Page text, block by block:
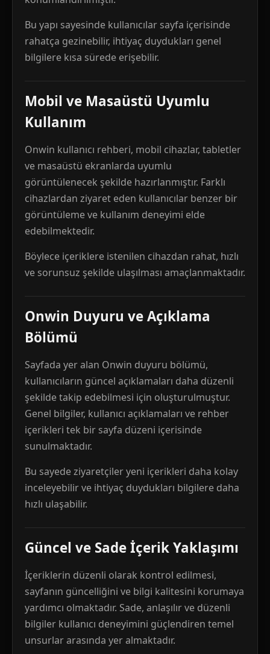
Bu yapı sayesinde kullanıcılar sayfa içerisinde
rahatça gezinebilir, ihtiyaç duydukları genel
bilgilere kısa sürede erişebilir.
Mobil ve Masaüstü Uyumlu
Kullanım
Onwin kullanıcı rehberi, mobil cihazlar, tabletler
ve masaüstü ekranlarda uyumlu
görüntülenecek şekilde hazırlanmıştır. Farklı
cihazlardan ziyaret eden kullanıcılar benzer bir
görüntüleme ve kullanım deneyimi elde
edebilmektedir.
Böylece içeriklere istenilen cihazdan rahat, hızlı
ve sorunsuz şekilde ulaşılması amaçlanmaktadır.
Onwin Duyuru ve Açıklama
Bölümü
Sayfada yer alan Onwin duyuru bölümü,
kullanıcıların güncel açıklamaları daha düzenli
şekilde takip edebilmesi için oluşturulmuştur.
Genel bilgiler, kullanıcı açıklamaları ve rehber
içerikleri tek bir sayfa düzeni içerisinde
sunulmaktadır.
Bu sayede ziyaretçiler yeni içerikleri daha kolay
inceleyebilir ve ihtiyaç duydukları bilgilere daha
hızlı ulaşabilir.
Güncel ve Sade İçerik Yaklaşımı
İçeriklerin düzenli olarak kontrol edilmesi,
sayfanın güncelliğini ve bilgi kalitesini korumaya
yardımcı olmaktadır. Sade, anlaşılır ve düzenli
bilgiler kullanıcı deneyimini güçlendiren temel
unsurlar arasında yer almaktadır.